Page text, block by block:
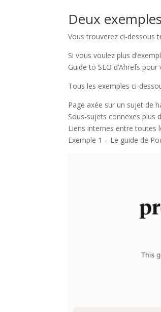
Deux
Vous trouverez ci-dessous
Si vous voulez plus
Guide to SEO d’Ahrefs pour
Tous les exemples ci-
Page axée sur un sujet de
Sous-sujets connexes plus
Liens internes entre toutes
Exemple 1 – Le guide de